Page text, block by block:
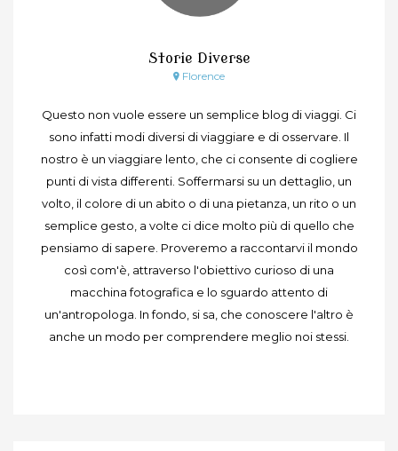
Storie Diverse
Florence
Questo non vuole essere un semplice blog di viaggi. Ci
sono infatti modi diversi di viaggiare e di osservare. Il
nostro è un viaggiare lento, che ci consente di cogliere
punti di vista differenti. Soffermarsi su un dettaglio, un
volto, il colore di un abito o di una pietanza, un rito o un
semplice gesto, a volte ci dice molto più di quello che
pensiamo di sapere. Proveremo a raccontarvi il mondo
così com'è, attraverso l'obiettivo curioso di una
macchina fotografica e lo sguardo attento di
un'antropologa. In fondo, si sa, che conoscere l'altro è
anche un modo per comprendere meglio noi stessi.